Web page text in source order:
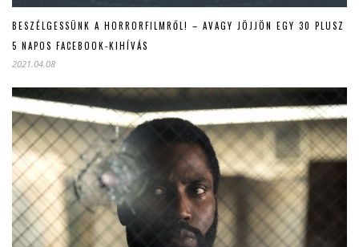
BESZÉLGESSÜNK A HORRORFILMRŐL! – AVAGY JÖJJÖN EGY 30 PLUSZ
5 NAPOS FACEBOOK-KIHÍVÁS
2021.04.08